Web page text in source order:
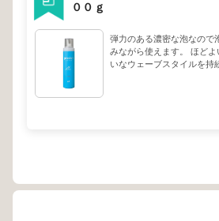
００ｇ
弾力のある濃密な泡なので
みながら使えます。 ほど
いなウェーブスタイルを持